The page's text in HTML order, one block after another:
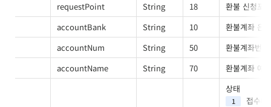
requestPoint
String 18
환불 신청포
accountBank
String 10
환불계좌 은
accountNum
String 50
환불계좌번호
accountName
String 70 환불계좌 예
상태
1 접수대